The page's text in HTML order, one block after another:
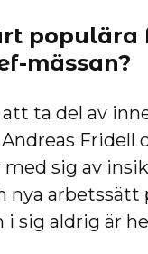
populära
mässan?
ta del av
Fridell
sig av
arbetssätt
sig aldrig är